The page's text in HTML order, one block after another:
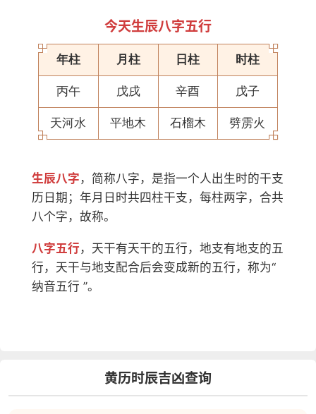
今天生辰八字五行
年柱 月柱 日柱 时柱
丙午 戊戌 辛酉 戊子
天河水 平地木 石榴木 劈雳火
生辰八字 ，简称八字，是指一个人出生时的干支
历日期；年月日时共四柱干支，每柱两字，合共
八个字，故称。
八字五行 ，天干有天干的五行，地支有地支的五
行，天干与地支配合后会变成新的五行，称为“
纳音五行 ”。
黄历时辰吉凶查询